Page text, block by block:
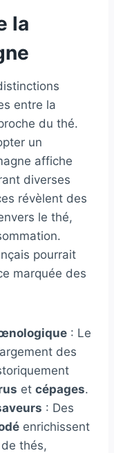
la
entre la
du thé.
un
affiche
diverses
révèlent des
le thé,
pourrait
marquée des
: Le
des
et cépages.
: Des
enrichissent
thés,